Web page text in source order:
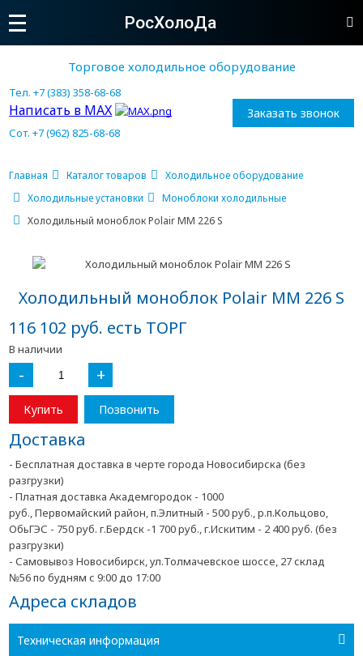
РосХолоДа
Торговое холодильное оборудование
Тел. +7 (383) 358-68-68
Написать в MAX
Сот. +7 (962) 825-68-68
Заказать звонок
Главная Каталог товаров
Холодильное оборудование
Холодильные установки
Моноблоки холодильные
Холодильный моноблок Polair MM 226 S
Холодильный моноблок Polair MM 226 S
116 102 руб. есть ТОРГ
В наличии
- +
Купить Позвонить
Доставка
- Бесплатная доставка в черте города Новосибирска (без
разгрузки)
- Платная доставка Академгородок - 1000
руб., Первомайский район, п.Элитный - 500 руб., р.п.Кольцово,
ОбьГЭС - 750 руб. г.Бердск -1 700 руб., г.Искитим - 2 400 руб. (без
разгрузки)
- Самовывоз Новосибирск, ул.Толмачевское шоссе, 27 склад
№56 по будням с 9:00 до 17:00
Адреса складов
Техническая информация